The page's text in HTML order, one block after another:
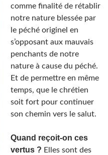
comme finalité de rétablir
notre nature blessée par
le péché originel en
s’opposant aux mauvais
penchants de notre
nature à cause du péché.
Et de permettre en même
temps, que le chrétien
soit fort pour continuer
son chemin vers le salut.
Quand reçoit-on ces
vertus ? Elles sont des